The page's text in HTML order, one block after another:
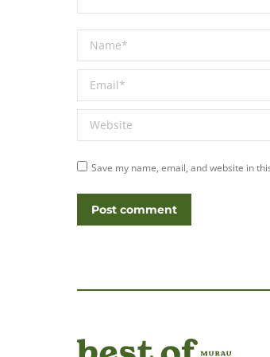
Name *
Email *
Website
Save my name, email, and website in
Post comment